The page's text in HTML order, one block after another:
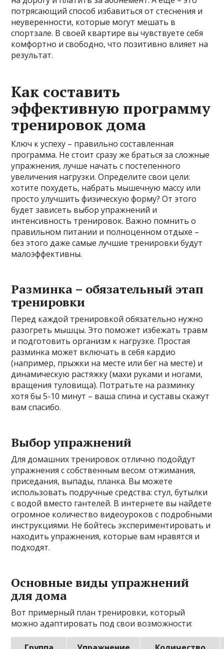
потрясающий способ избавиться от стеснения и
неуверенности, которые могут мешать в
спортзале. В своей квартире вы чувствуете себя
комфортно и свободно, что позитивно влияет на
результат.
Как составить
эффективную программу
тренировок дома
Ключ к успеху – правильно составленная
программа. Не стоит сразу же браться за сложные
упражнения, лучше начать с постепенного
увеличения нагрузки. Определите свои цели:
хотите похудеть, набрать мышечную массу или
просто улучшить физическую форму? От этого
будет зависеть выбор упражнений и
интенсивность тренировок. Важно помнить о
правильном питании и полноценном отдыхе –
без этого даже самые лучшие тренировки будут
малоэффективны.
Разминка – обязательный этап
тренировки
Перед каждой тренировкой обязательно нужно
разогреть мышцы. Это поможет избежать травм
и подготовить организм к нагрузке. Простая
разминка может включать в себя кардио
(например, прыжки на месте или бег на месте) и
динамическую растяжку (махи руками и ногами,
вращения туловища). Потратьте на разминку
хотя бы 5-10 минут – ваша спина и суставы скажут
вам спасибо.
Выбор упражнений
Для домашних тренировок отлично подойдут
упражнения с собственным весом: отжимания,
приседания, выпады, планка. Вы можете
использовать подручные средства: стул, бутылки
с водой вместо гантелей. В интернете вы найдете
огромное количество видеоуроков с подробными
инструкциями. Не бойтесь экспериментировать и
находить упражнения, которые вам нравятся и
подходят.
Основные виды упражнений
для дома
Вот примерный план тренировки, который
можно адаптировать под свои возможности: